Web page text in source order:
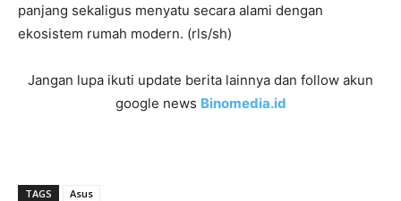
panjang sekaligus menyatu secara alami dengan
ekosistem rumah modern. (rls/sh)
Jangan lupa ikuti update berita lainnya dan follow akun
google news Binomedia.id
TAGS Asus